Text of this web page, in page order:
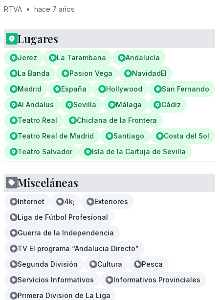
RTVA • hace 7 años
Lugares
Jerez La Tarambana
Andalucía
La Banda
Pasion Vega
NavidadEl
Madrid
España Hollywood
San Fernando
Al Andalus
Sevilla Málaga
Cádiz
Teatro Real
Chiclana de la Frontera
Teatro Real de Madrid
Santiago
Costa del Sol
Teatro Salvador
Isla de la Cartuja de Sevilla
Misceláneas
Internet 4k;
Exteriores
Liga de Fútbol Profesional
Guerra de la Independencia
TV El programa “Andalucia Directo”
Segunda División
Cultura
Pesca
Servicios Informativos
Informativos Provinciales
Primera Division de La Liga